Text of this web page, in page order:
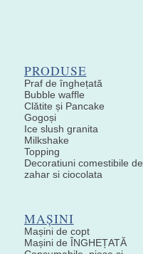
PRODUSE
Praf de înghețată
Bubble waffle
Clătite și Pancake
Gogoși
Ice slush granita
Milkshake
Topping
Decoratiuni comestibile de
zahar si ciocolata
MAȘINI
Mașini de copt
Mașini de ÎNGHEȚATĂ